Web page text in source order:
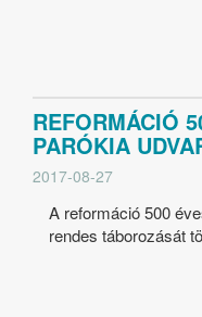
REFORMÁCIÓ
PARÓKIA
2017-08-27
A reformáció 500
rendes táborozását